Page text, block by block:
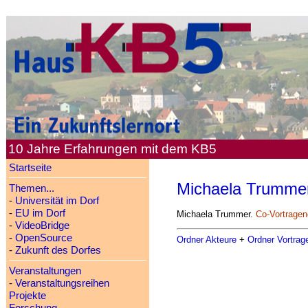
10 Jahre Erfahrungen mit dem KB5
Startseite
Themen...
- Universität im Dorf
- EU im Dorf
- VideoBridge
- OpenSource
- Zukunft des Dorfes
Veranstaltungen
- Veranstaltungsreihen
Projekte
Michaela
Michaela Trummer. Co-
Ordner Akteure+ Ordner